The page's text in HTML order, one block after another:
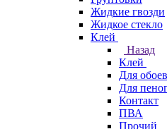
Жидкие гвозди
Жидкое стекло
Клей
Назад
Клей
Для обоев
Для
Контакт
ПВА
Прочий